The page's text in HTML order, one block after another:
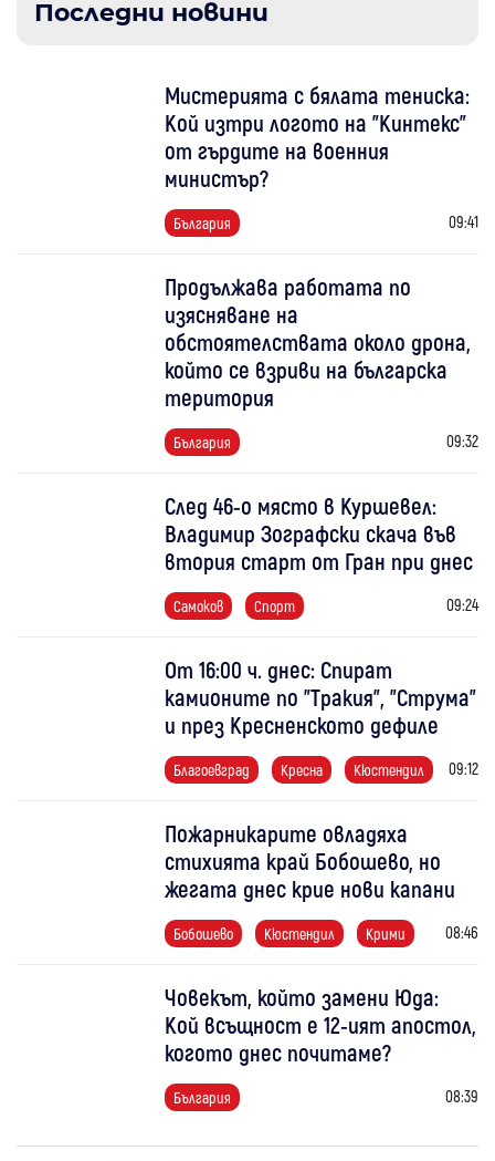
Последни новини
Мистерията с бялата тениска:
Кой изтри логото на "Кинтекс"
от гърдите на военния
министър?
България 09:41
Продължава работата по
изясняване на
обстоятелствата около дрона,
който се взриви на българска
територия
България 09:32
След 46-о място в Куршевел:
Владимир Зографски скача във
втория старт от Гран при днес
Самоков Спорт 09:24
От 16:00 ч. днес: Спират
камионите по "Тракия", "Струма"
и през Кресненското дефиле
Благоевград Кресна Кюстендил 09:12
Пожарникарите овладяха
стихията край Бобошево, но
жегата днес крие нови капани
Бобошево Кюстендил Крими 08:46
Човекът, който замени Юда:
Кой всъщност е 12-ият апостол,
когото днес почитаме?
България 08:39